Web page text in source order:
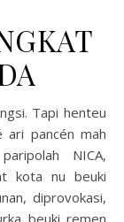
ari pancén mah
NICA,
kota nu beuki
diprovokasi,
beuki remen